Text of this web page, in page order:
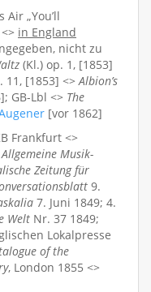
„You’ll
in England
nicht zu
(Kl.) op. 1, [1853]
11, [1853] <>Albion’s
GB-Lbl <> The
[vor 1862]
Frankfurt <>
Musik-
Zeitung für
9.
7. Juni 1849; 4.
Welt Nr. 37 1849;
Lokalpresse
of the
, London 1855 <>